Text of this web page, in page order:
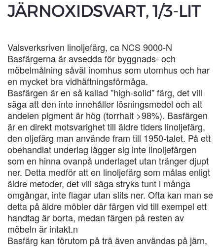
JÄRNOXIDSVART, 1/3-LIT
Valsverksriven linoljefärg, ca NCS 9000-N
Basfärgerna är avsedda för byggnads- och
möbelmålning såväl inomhus som utomhus och har
en mycket bra vidhäftningsförmåga.
Basfärgen är en så kallad ”high-solid” färg, det vill
säga att den inte innehåller lösningsmedel och att
andelen pigment är hög (torrhalt >98%). Basfärgen
är en direkt motsvarighet till äldre tiders linoljefärg,
den oljefärg man använde fram till 1950-talet. På ett
obehandlat underlag lägger sig inte linoljefärgen
som en hinna ovanpå underlaget utan tränger djupt
ner. Detta medför att en linoljefärg som målas enligt
äldre metoder, det vill säga stryks tunt i många
omgångar, inte flagar utan slits ner. Ofta kan man se
detta på äldre möbler där färgen vid till exempel ett
handtag är borta, medan färgen på resten av
möbeln är intakt.n
Basfärg kan förutom på trä även användas på järn,